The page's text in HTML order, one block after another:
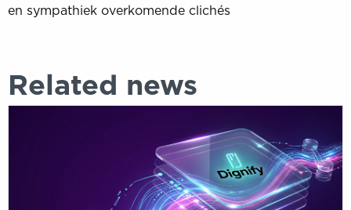
en sympathiek overkomende clichés
Related news